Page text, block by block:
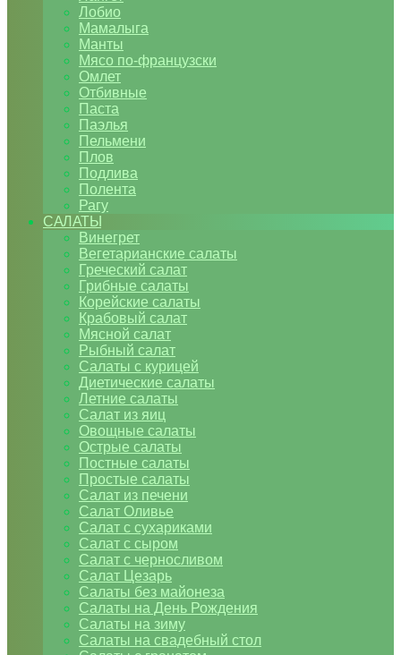
Лобио
Мамалыга
Манты
Мясо по-французски
Омлет
Отбивные
Паста
Паэлья
Пельмени
Плов
Подлива
Полента
Рагу
САЛАТЫ
Винегрет
Вегетарианские салаты
Греческий салат
Грибные салаты
Корейские салаты
Крабовый салат
Мясной салат
Рыбный салат
Салаты с курицей
Диетические салаты
Летние салаты
Салат из яиц
Овощные салаты
Острые салаты
Постные салаты
Простые салаты
Салат из печени
Салат Оливье
Салат с сухариками
Салат с сыром
Салат с черносливом
Салат Цезарь
Салаты без майонеза
Салаты на День Рождения
Салаты на зиму
Салаты на свадебный стол